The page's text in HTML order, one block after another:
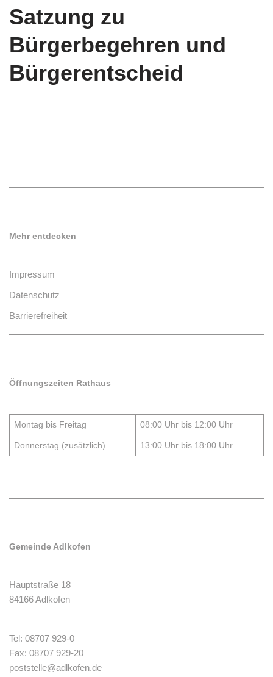
Satzung zu
Bürgerbegehren und
Bürgerentscheid
Mehr entdecken
Impressum
Datenschutz
Barrierefreiheit
Öffnungszeiten Rathaus
Montag bis Freitag 08:00 Uhr bis 12:00 Uhr
Donnerstag (zusätzlich) 13:00 Uhr bis 18:00 Uhr
Gemeinde Adlkofen
Hauptstraße 18
84166 Adlkofen
Tel: 08707 929-0
Fax: 08707 929-20
poststelle@adlkofen.de